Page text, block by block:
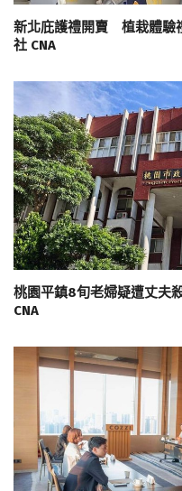
新北庇護禮開賣 植栽體驗
社 CNA
桃園平鎮8旬老婦疑遭丈
CNA